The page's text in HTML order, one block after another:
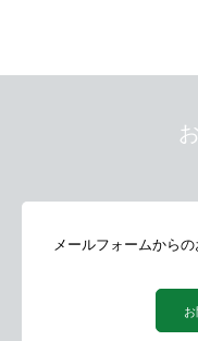
メールフォームから